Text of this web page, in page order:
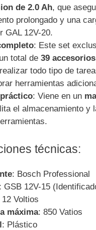
de 2.0 Ah, que
prolongado y una
GAL 12V-20.
: Este set
total de 39 accesorios
todo tipo de
herramientas
: Viene en un
el almacenamiento y
técnicas:
: Bosch Professional
: GSB 12V-15
12 Voltios
máxima: 850 Vatios
: Plástico